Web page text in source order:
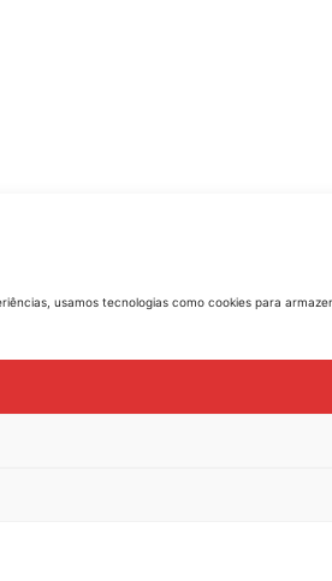
usamos tecnologias como cookies para